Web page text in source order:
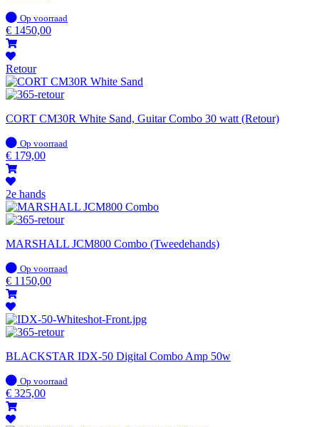
Op
voorraad
Op voorraad
€ 1450,00
Retour
CORT CM30R White Sand, Guitar Combo 30 watt (Retour)
Op
voorraad
Op voorraad
€ 179,00
2e hands
MARSHALL JCM800 Combo (Tweedehands)
Op
voorraad
Op voorraad
€ 1150,00
BLACKSTAR IDX-50 Digital Combo Amp 50w
Op
voorraad
Op voorraad
€ 325,00